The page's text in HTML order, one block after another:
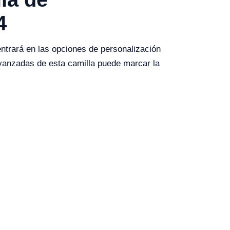
en las opciones de personalización
de esta camilla puede marcar la